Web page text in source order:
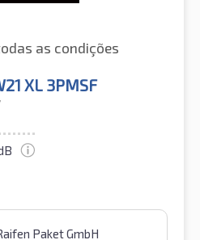
as condições
XL 3PMSF
Paket GmbH